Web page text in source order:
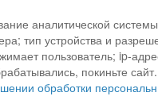
аналитической
тип устройства и
пользователь; ip-
покиньте сайт.
обработки